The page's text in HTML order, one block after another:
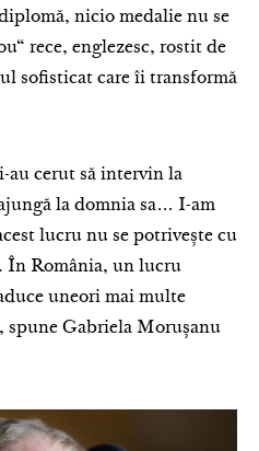
nicio medalie nu se
rece, englezesc, rostit de
sofisticat care îi transformă
au cerut să intervin la
la domnia sa… I-am
lucru nu se potrivește cu
În România, un lucru
uneori mai multe
spune Gabriela Morușanu